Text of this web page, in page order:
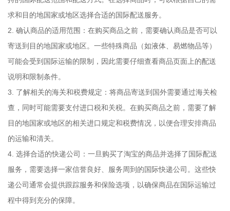
求和目的地国家或地区选择合适的国际配送服务。
2. 确认商品的适用范围：在购买商品之前，需要确认商品是否可以
寄送到目的地国家或地区。一些特殊商品（如液体、易燃物品等）
可能会受到国际运输的限制，因此需要仔细查看商品页面上的配送
说明和限制条件。
3. 了解相关的海关和税费规定：将商品寄送到国外需要通过海关检
查，同时可能需要支付进口税和关税。在购买商品之前，需要了解
目的地国家或地区的相关进口规定和税费情况，以便合理安排商品
的运输和清关。
4. 选择合适的快递公司：一旦购买了淘宝的商品并选择了国际配送
服务，需要选择一家信誉良好、服务周到的国际快递公司。这些快
递公司通常会提供跟踪服务和保险选项，以确保商品在国际运输过
程中得到充分的保障。